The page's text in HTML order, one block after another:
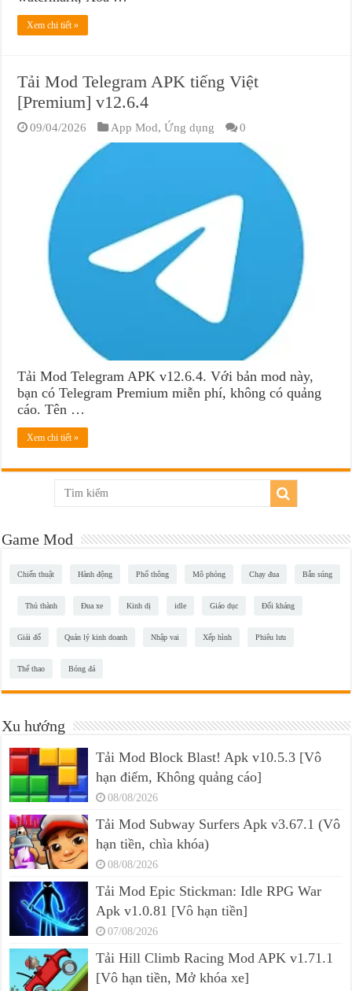
Xem chi tiết »
Tải Mod Telegram APK tiếng Việt
[Premium] v12.6.4
09/04/2026 App Mod,Ứng dụng 0
Tải Mod Telegram APK v12.6.4. Với bản mod này,
bạn có Telegram Premium miễn phí, không có quảng
cáo. Tên …
Xem chi tiết »
Game Mod
Chiến thuật Hành động Phổ thông Mô phỏng Chạy đua Bắn súng
Thủ thành Đua xe Kinh dị idle Giáo dục Đối kháng
Giải đố Quản lý kinh doanh Nhập vai Xếp hình Phiêu lưu
Thể thao Bóng đá
Xu hướng
Tải Mod Block Blast! Apk v10.5.3 [Vô
hạn điểm, Không quảng cáo]
08/08/2026
Tải Mod Subway Surfers Apk v3.67.1 (Vô
hạn tiền, chìa khóa)
08/08/2026
Tải Mod Epic Stickman: Idle RPG War
Apk v1.0.81 [Vô hạn tiền]
07/08/2026
Tải Hill Climb Racing Mod APK v1.71.1
[Vô hạn tiền, Mở khóa xe]